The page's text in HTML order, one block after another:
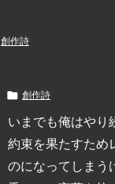
創作詩
 創作詩
いまでも俺はや
約束を果たすため
のになってしまう